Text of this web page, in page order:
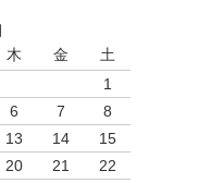
木 金
土
1
6 7
8
13 14
15
20 21
22